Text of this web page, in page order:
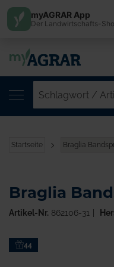
Startseite Braglia
Zum44
Braglia
Artikel-Nr. 862106-31
myAGRAR App
Der Landwirtschafts-